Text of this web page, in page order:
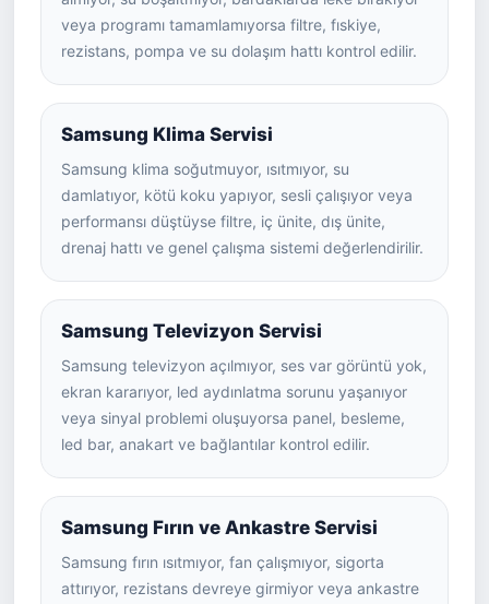
veya programı tamamlamıyorsa filtre, fıskiye,
rezistans, pompa ve su dolaşım hattı kontrol edilir.
Samsung Klima Servisi
Samsung klima soğutmuyor, ısıtmıyor, su
damlatıyor, kötü koku yapıyor, sesli çalışıyor veya
performansı düştüyse filtre, iç ünite, dış ünite,
drenaj hattı ve genel çalışma sistemi değerlendirilir.
Samsung Televizyon Servisi
Samsung televizyon açılmıyor, ses var görüntü yok,
ekran kararıyor, led aydınlatma sorunu yaşanıyor
veya sinyal problemi oluşuyorsa panel, besleme,
led bar, anakart ve bağlantılar kontrol edilir.
Samsung Fırın ve Ankastre Servisi
Samsung fırın ısıtmıyor, fan çalışmıyor, sigorta
attırıyor, rezistans devreye girmiyor veya ankastre